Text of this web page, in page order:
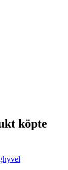
köpte